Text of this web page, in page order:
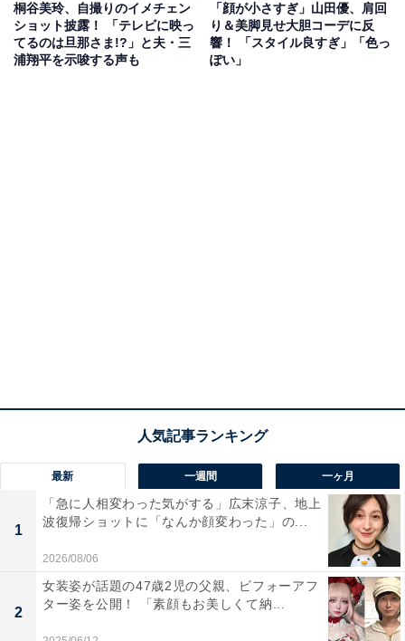
桐谷美玲、自撮りのイメチェン
ショット披露！ 「テレビに映っ
てるのは旦那さま!?」と夫・三
浦翔平を示唆する声も
「顔が小さすぎ」山田優、肩回
り＆美脚見せ大胆コーデに反
響！ 「スタイル良すぎ」「色っ
ぽい」
最新 一週間 一ヶ月
1
「急に人相変わった気がする」広末涼子、地上
波復帰ショットに「なんか顔変わった」の...
2026/08/06
2
女装姿が話題の47歳2児の父親、ビフォーアフ
ター姿を公開！ 「素顔もお美しくて納...